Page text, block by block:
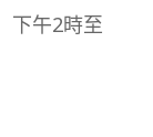
下午2時至